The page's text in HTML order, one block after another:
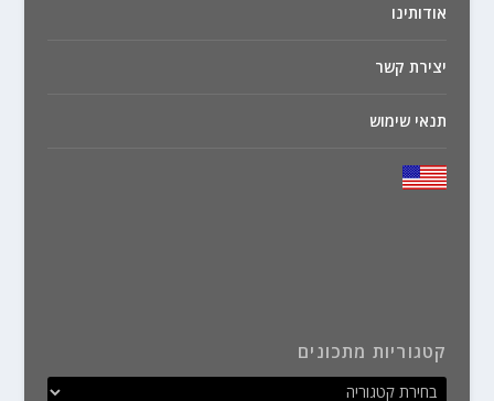
אודותינו
יצירת קשר
תנאי שימוש
קטגוריות מתכונים